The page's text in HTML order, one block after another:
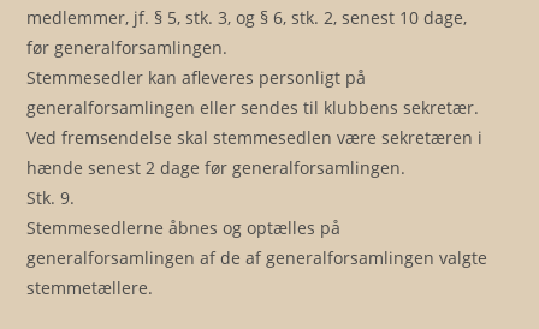
medlemmer, jf. § 5, stk. 3, og § 6, stk. 2, senest 10 dage,
før generalforsamlingen.
Stemmesedler kan afleveres personligt på
generalforsamlingen eller sendes til klubbens sekretær.
Ved fremsendelse skal stemmesedlen være sekretæren i
hænde senest 2 dage før generalforsamlingen.
Stk. 9.
Stemmesedlerne åbnes og optælles på
generalforsamlingen af de af generalforsamlingen valgte
stemmetællere.